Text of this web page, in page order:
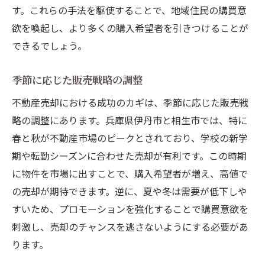
す。これらの手法を駆使することで、地域住民の購買意
欲を喚起し、より多くの購入希望者を引きつけることが
できるでしょう。
季節に応じた販売戦略の調整
不動産売却における成功のカギは、季節に応じた販売戦
略の調整にあります。兵庫県伊丹市と相生市では、特に
春と秋が不動産市場のピークとされており、学校の新学
期や転勤シーズンに合わせた売却が有利です。この時期
に物件を市場に出すことで、購入希望者が増え、高値で
の売却が期待できます。逆に、夏や冬は需要が低下しや
すいため、プロモーションを強化することで購買意欲を
刺激し、売却のチャンスを逃さないようにする必要があ
ります。